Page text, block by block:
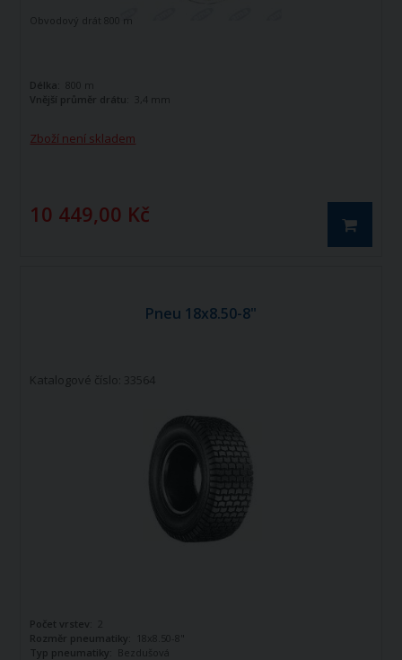
Zboží není skladem
10 449,00 Kč
Obvodový drát 800 m
Délka:
800 m
Vnější průměr drátu:
3,4 mm
Pneu 18x8.50-8"
Katalogové číslo: 33564
Počet vrstev:
Rozměr pneumatiky:
18x8.50-8"
Typ pneumatiky: Bezdušová